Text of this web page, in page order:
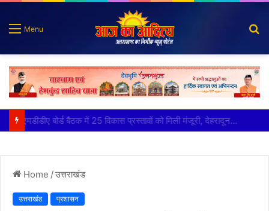
Menu
Home /उत्तराखंड
उत्तराखंड प्रशासन